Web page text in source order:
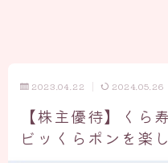
2023.04.22 2024.05.26
【株主優待】くら
ビッくらポンを楽